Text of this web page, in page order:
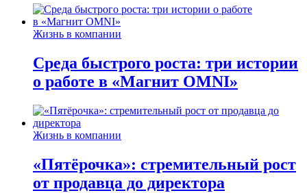
Жизнь в компании
Среда быстрого роста: три истории
о работе в «Магнит OMNI»
Жизнь в компании
«Пятёрочка»: стремительный рост
от продавца до директора